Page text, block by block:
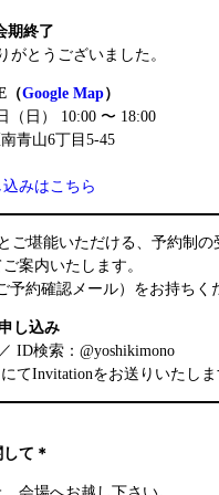
期終了
がとうございました。
（Google Map）
（日） 10:00 〜 18:00
青山6丁目5-45
みはこちら
堪能いただける、予約制の
案内いたします。
約確認メール）をお持ちく
し込み
／ ID検索：@yoshikimono
てInvitationをお送りいたしま
て＊